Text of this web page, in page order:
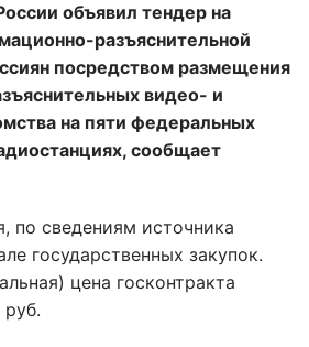
объявил тендер на
разъяснительной
посредством размещения
видео- и
на пяти федеральных
сообщает
по сведениям источника
государственных закупок.
цена госконтракта
руб.